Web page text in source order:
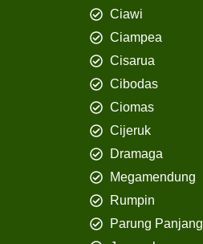
Ciawi
Ciampea
Cisarua
Cibodas
Ciomas
Cijeruk
Dramaga
Megamendung
Rumpin
Parung Panjang